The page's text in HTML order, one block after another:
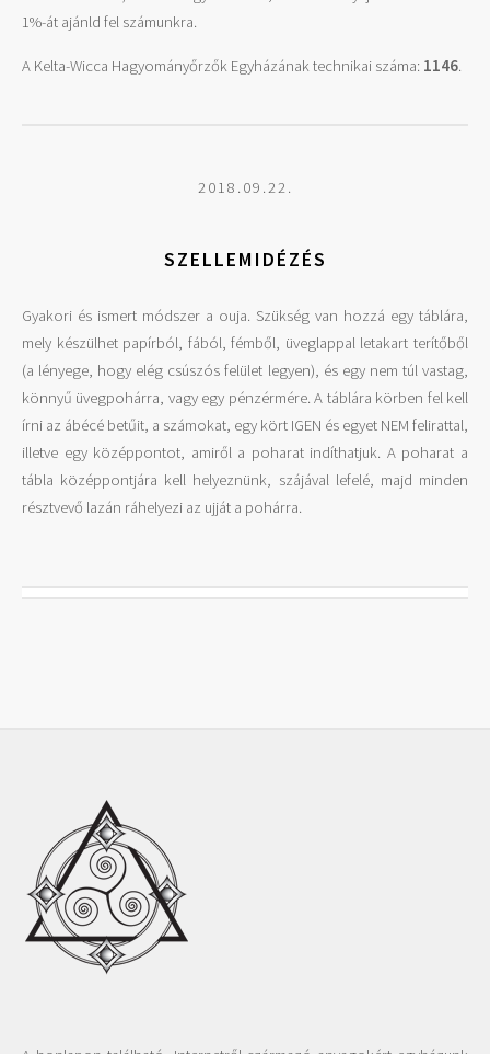
1%-át ajánld fel számunkra.
A Kelta-Wicca Hagyományőrzők Egyházának technikai száma: 1146.
2018.09.22.
SZELLEMIDÉZÉS
Gyakori és ismert módszer a ouja. Szükség van hozzá egy táblára,
mely készülhet papírból, fából, fémből, üveglappal letakart terítőből
(a lényege, hogy elég csúszós felület legyen), és egy nem túl vastag,
könnyű üvegpohárra, vagy egy pénzérmére. A táblára körben fel kell
írni az ábécé betűit, a számokat, egy kört IGEN és egyet NEM felirattal,
illetve egy középpontot, amiről a poharat indíthatjuk. A poharat a
tábla középpontjára kell helyeznünk, szájával lefelé, majd minden
résztvevő lazán ráhelyezi az ujját a pohárra.